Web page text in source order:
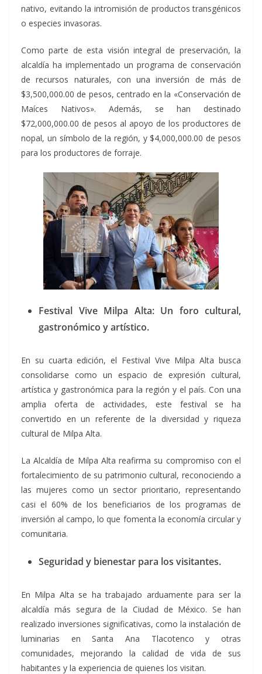
nativo, evitando la intromisión de productos transgénicos
o especies invasoras.
Como parte de esta visión integral de preservación, la
alcaldía ha implementado un programa de conservación
de recursos naturales, con una inversión de más de
$3,500,000.00 de pesos, centrado en la «Conservación de
Maíces Nativos». Además, se han destinado
$72,000,000.00 de pesos al apoyo de los productores de
nopal, un símbolo de la región, y $4,000,000.00 de pesos
para los productores de forraje.
Festival Vive Milpa Alta: Un foro cultural,
gastronómico y artístico.
En su cuarta edición, el Festival Vive Milpa Alta busca
consolidarse como un espacio de expresión cultural,
artística y gastronómica para la región y el país. Con una
amplia oferta de actividades, este festival se ha
convertido en un referente de la diversidad y riqueza
cultural de Milpa Alta.
La Alcaldía de Milpa Alta reafirma su compromiso con el
fortalecimiento de su patrimonio cultural, reconociendo a
las mujeres como un sector prioritario, representando
casi el 60% de los beneficiarios de los programas de
inversión al campo, lo que fomenta la economía circular y
comunitaria.
Seguridad y bienestar para los visitantes.
En Milpa Alta se ha trabajado arduamente para ser la
alcaldía más segura de la Ciudad de México. Se han
realizado inversiones significativas, como la instalación de
luminarias en Santa Ana Tlacotenco y otras
comunidades, mejorando la calidad de vida de sus
habitantes y la experiencia de quienes los visitan.